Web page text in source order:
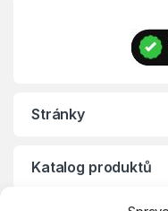
Stránky
Katalog produktů